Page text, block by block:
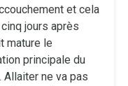
et cela
jours après
mature le
principale du
ne va pas